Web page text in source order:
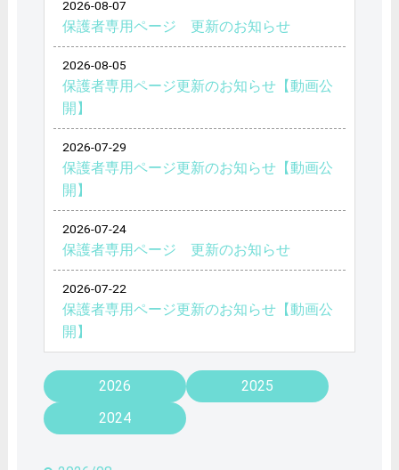
2026-08-07
保護者専用ページ 更新のお知らせ
2026-08-05
保護者専用ページ更新のお知らせ【動画公
開】
2026-07-29
保護者専用ページ更新のお知らせ【動画公
開】
2026-07-24
保護者専用ページ 更新のお知らせ
2026-07-22
保護者専用ページ更新のお知らせ【動画公
開】
2026
2025
2024